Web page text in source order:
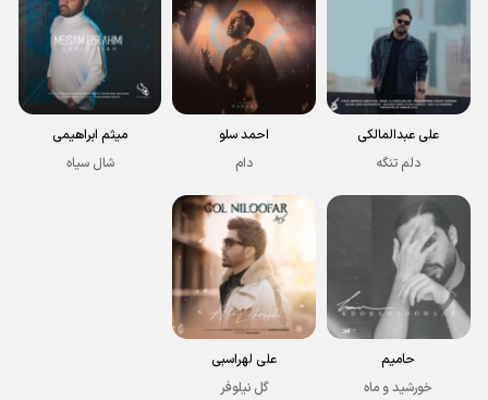
علی عبدالمالکی
دلم تنگه
احمد سلو
دام
میثم ابراهیمی
شال سیاه
حامیم
خورشید و ماه
علی لهراسبی
گل نیلوفر